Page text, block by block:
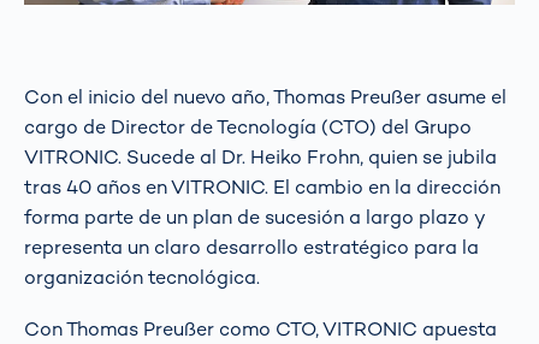
Con el inicio del nuevo año, Thomas Preußer asume el
cargo de Director de Tecnología (CTO) del Grupo
VITRONIC. Sucede al Dr. Heiko Frohn, quien se jubila
tras 40 años en VITRONIC. El cambio en la dirección
forma parte de un plan de sucesión a largo plazo y
representa un claro desarrollo estratégico para la
organización tecnológica.
Con Thomas Preußer como CTO, VITRONIC apuesta